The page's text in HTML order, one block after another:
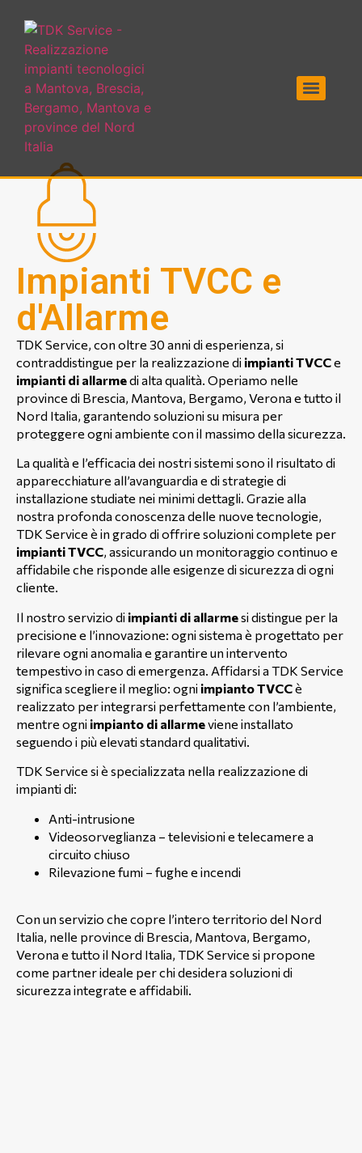
Impianti TVCC e
d'Allarme
TDK Service, con oltre 30 anni di esperienza, si
contraddistingue per la realizzazione di impianti TVCCe
impianti di allarmedi alta qualità. Operiamo nelle
province di Brescia, Mantova, Bergamo, Verona e tutto il
Nord Italia, garantendo soluzioni su misura per
proteggere ogni ambiente con il massimo della sicurezza.
La qualità e l’efficacia dei nostri sistemi sono il risultato di
apparecchiature all’avanguardia e di strategie di
installazione studiate nei minimi dettagli. Grazie alla
nostra profonda conoscenza delle nuove tecnologie,
TDK Service è in grado di offrire soluzioni complete per
impianti TVCC, assicurando un monitoraggio continuo e
affidabile che risponde alle esigenze di sicurezza di ogni
cliente.
Il nostro servizio di impianti di allarmesi distingue per la
precisione e l’innovazione: ogni sistema è progettato per
rilevare ogni anomalia e garantire un intervento
tempestivo in caso di emergenza. Affidarsi a TDK Service
significa scegliere il meglio: ogni impianto TVCCè
realizzato per integrarsi perfettamente con l’ambiente,
mentre ogni impianto di allarmeviene installato
seguendo i più elevati standard qualitativi.
TDK Service si è specializzata nella realizzazione di
impianti di:
Anti-intrusione
Videosorveglianza – televisioni e telecamere a
circuito chiuso
Rilevazione fumi – fughe e incendi
Con un servizio che copre l’intero territorio del Nord
Italia, nelle province di Brescia, Mantova, Bergamo,
Verona e tutto il Nord Italia, TDK Service si propone
come partner ideale per chi desidera soluzioni di
sicurezza integrate e affidabili.